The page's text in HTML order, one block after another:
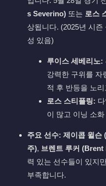
s Severino) 또는 로스
상됩니다. (2025년 시
성 있음)
루이스 세베리노:
강력한 구위를 자
적 후 반등을 노
로스 스티플링:
이 많고 이닝 소
주요 선수: 제이콥 윌슨
주), 브렌트 루커
력 있는 선수들이 있지
부족합니다.